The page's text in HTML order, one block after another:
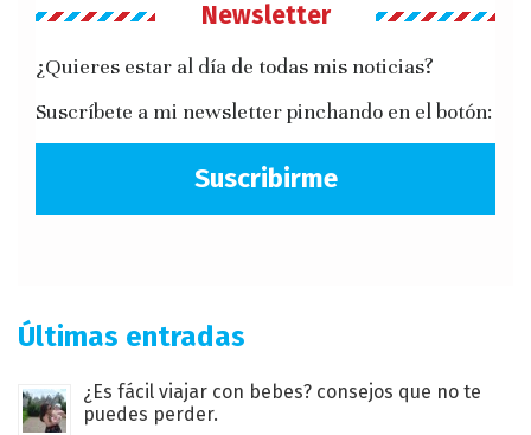
Newsletter
¿Quieres estar al día de todas mis noticias?
Suscríbete a mi newsletter pinchando en el botón:
Suscribirme
Últimas entradas
¿Es fácil viajar con bebes? consejos que no te
puedes perder.